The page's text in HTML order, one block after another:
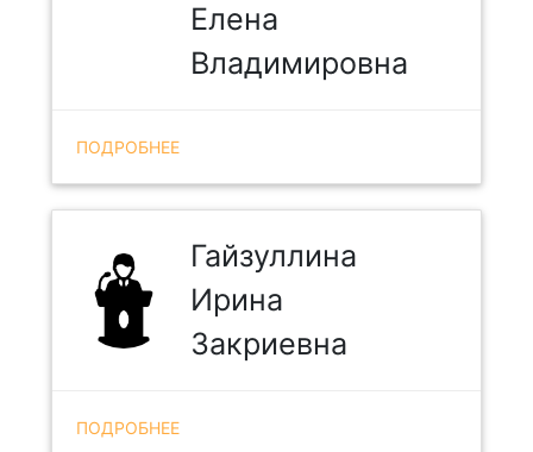
Елена
Владимировна
ПОДРОБНЕЕ
Гайзуллина
Ирина
Закриевна
ПОДРОБНЕЕ